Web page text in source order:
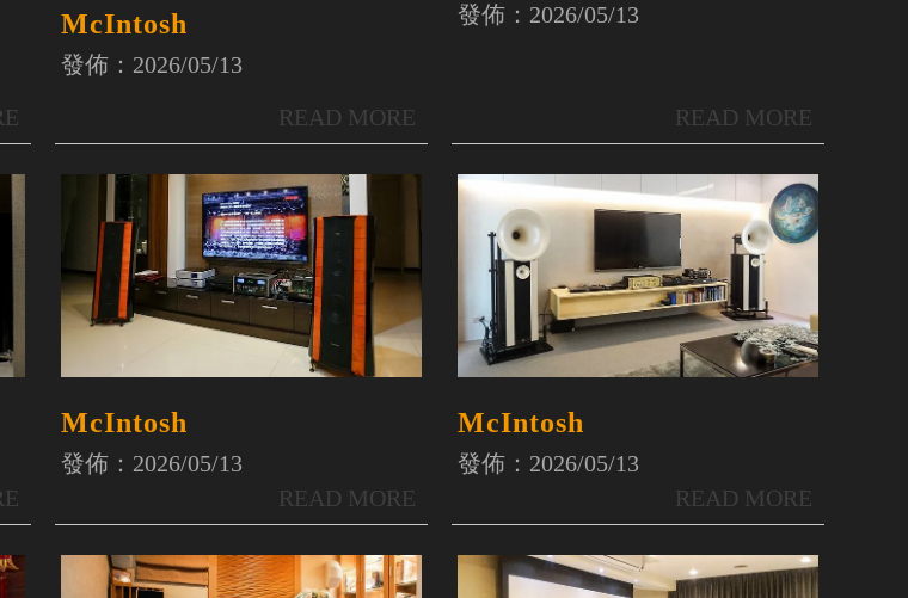
McIntosh
發佈：2026/05/13
發佈：2026/05/13
McIntosh
發佈：2026/05/13
McIntosh
發佈：2026/05/13